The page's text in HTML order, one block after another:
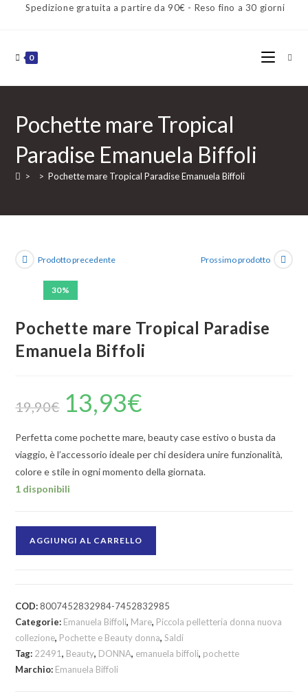
Spedizione gratuita a partire da 90€ - Reso fino a 30 giorni
0
Pochette mare Tropical
Paradise Emanuela Biffoli
> > Pochette mare Tropical Paradise Emanuela Biffoli
30%
Prodotto precedente Prossimo prodotto
Pochette mare Tropical Paradise
Emanuela Biffoli
19,90€ 13,93€
Perfetta come pochette mare, beauty case estivo o busta da
viaggio, è l’accessorio ideale per chi desidera unire funzionalità,
colore e stile in ogni momento della giornata.
1 disponibili
AGGIUNGI AL CARRELLO
COD:8007452832984-7452832985
Categorie: Emanuela Biffoli, Mare, Piccola pelletteria donna nuova
collezione, Pochette e Beauty donna,Saldi
Tag: 22491, Beauty, DONNA, emanuela biffoli, pochette
Marchio: Emanuela Biffoli